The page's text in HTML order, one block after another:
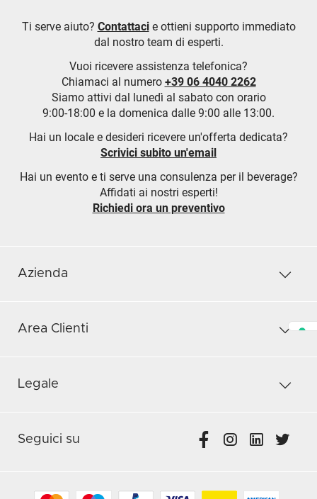
Ti serve aiuto? Contattacie ottieni supporto immediato
dal nostro team di esperti.
Vuoi ricevere assistenza telefonica?
Chiamaci al numero +39 06 4040 2262
Siamo attivi dal lunedì al sabato con orario
9:00-18:00 e la domenica dalle 9:00 alle 13:00.
Hai un locale e desideri ricevere un'offerta dedicata?
Scrivici subito un'email
Hai un evento e ti serve una consulenza per il beverage?
Affidati ai nostri esperti!
Richiedi ora un preventivo
Azienda
Area Clienti
Legale
Seguici su